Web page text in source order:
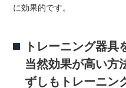
に効果的です。
トレーニング器
当然効果が高い方
ずしもトレーニン